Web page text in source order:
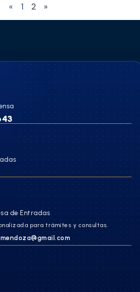
« 1 2 »
de Entradas
para trámites y consultas.